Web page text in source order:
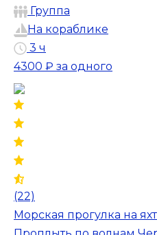
Группа
На кораблике
3 ч
4300 ₽ за одного
(22)
Морская прогулка на